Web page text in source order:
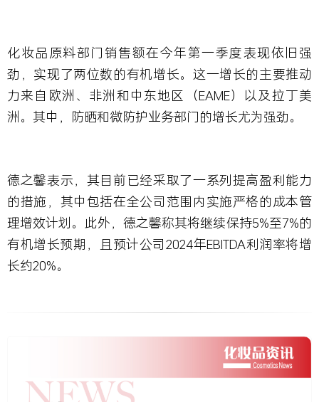
化妆品原料部门销售额在今年第一季度表现依旧强
劲，实现了两位数的有机增长。这一增长的主要推动
力来自欧洲、非洲和中东地区（EAME）以及拉丁美
洲。其中，防晒和微防护业务部门的增长尤为强劲。
德之馨表示，其目前已经采取了一系列提高盈利能力
的措施，其中包括在全公司范围内实施严格的成本管
理增效计划。此外，德之馨称其将继续保持5%至7%的
有机增长预期，且预计公司2024年EBITDA利润率将增
长约20%。